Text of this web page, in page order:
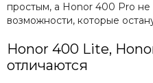
простым, а Honor 400 Pro не
возможности, которые
Honor 400 Lite,
отличаются